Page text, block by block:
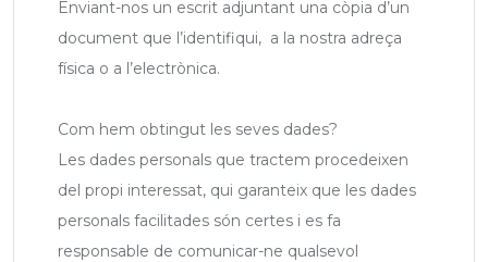
Enviant-nos un escrit adjuntant una còpia d’un
document que l’identifiqui, a la nostra adreça
física o a l’electrònica.
Com hem obtingut les seves dades?
Les dades personals que tractem procedeixen
del propi interessat, qui garanteix que les dades
personals facilitades són certes i es fa
responsable de comunicar-ne qualsevol